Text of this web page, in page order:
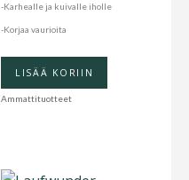
-Karhealle ja kuivalle iholle
-Korjaa vaurioita
LISÄÄ KORIIN
Ammattituotteet